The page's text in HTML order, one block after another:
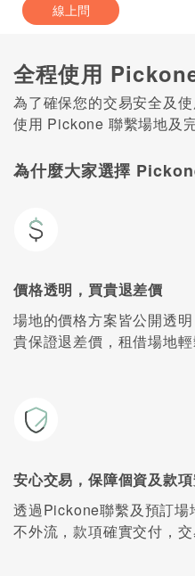
線上問
全程使用
為了確保您的交易安全及
使用 Pickone 聯繫場地及完
為什麼大家選擇
價格透明，買貴退差價
場地的價格方案皆公開透
貴保證退差價，租借場地輕
安心交易，保障個資及款
透過Pickone聯繫及預訂場
不外流，款項確實交付，交